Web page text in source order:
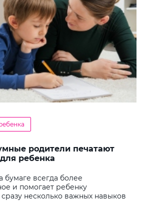
родители печатают
ребенка
бумаге всегда более
и помогает ребенку
сразу несколько важных навыков